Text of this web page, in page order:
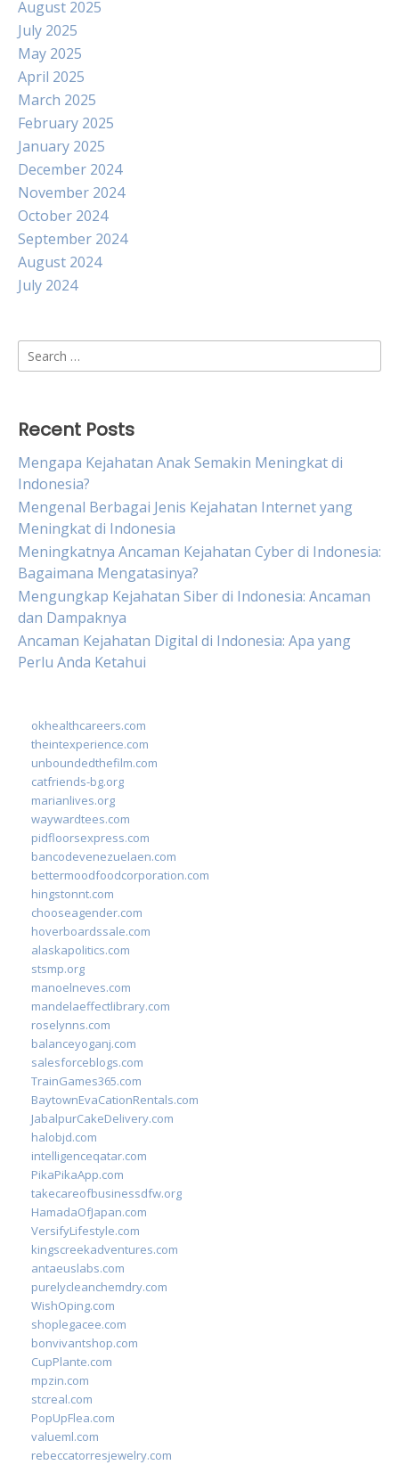
August 2025
July 2025
May 2025
April 2025
March 2025
February 2025
January 2025
December 2024
November 2024
October 2024
September 2024
August 2024
July 2024
Search
for:
Recent Posts
Mengapa Kejahatan Anak Semakin Meningkat di
Indonesia?
Mengenal Berbagai Jenis Kejahatan Internet yang
Meningkat di Indonesia
Meningkatnya Ancaman Kejahatan Cyber di Indonesia:
Bagaimana Mengatasinya?
Mengungkap Kejahatan Siber di Indonesia: Ancaman
dan Dampaknya
Ancaman Kejahatan Digital di Indonesia: Apa yang
Perlu Anda Ketahui
okhealthcareers.com
theintexperience.com
unboundedthefilm.com
catfriends-bg.org
marianlives.org
waywardtees.com
pidfloorsexpress.com
bancodevenezuelaen.com
bettermoodfoodcorporation.com
hingstonnt.com
chooseagender.com
hoverboardssale.com
alaskapolitics.com
stsmp.org
manoelneves.com
mandelaeffectlibrary.com
roselynns.com
balanceyoganj.com
salesforceblogs.com
TrainGames365.com
BaytownEvaCationRentals.com
JabalpurCakeDelivery.com
halobjd.com
intelligenceqatar.com
PikaPikaApp.com
takecareofbusinessdfw.org
HamadaOfJapan.com
VersifyLifestyle.com
kingscreekadventures.com
antaeuslabs.com
purelycleanchemdry.com
WishOping.com
shoplegacee.com
bonvivantshop.com
CupPlante.com
mpzin.com
stcreal.com
PopUpFlea.com
valueml.com
rebeccatorresjewelry.com